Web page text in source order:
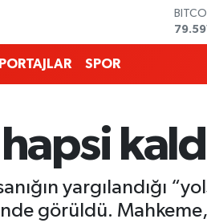
EURO
SPOR
yargılandığı
görüldü.